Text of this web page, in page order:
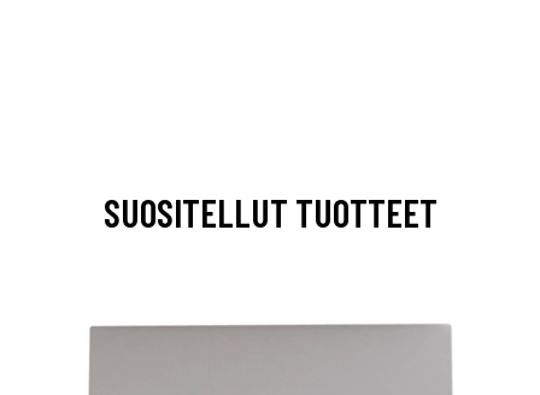
SUOSITELLUT TUOTTEET